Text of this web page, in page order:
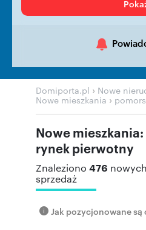
Domiporta.pl › Nowe
Nowe mieszkania ›
Nowe
rynek pierwotny
Znaleziono 476
sprzedaż
Jak pozycjonowane są